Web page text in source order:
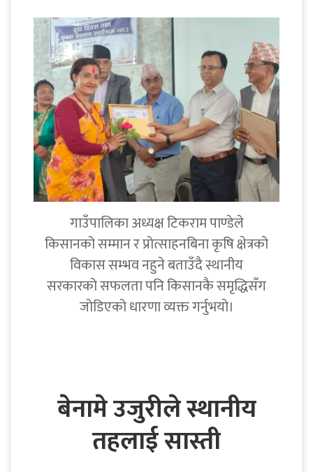
गाउँपालिका अध्यक्ष टिकराम पाण्डेले
किसानको सम्मान र प्रोत्साहनबिना कृषि क्षेत्रको
विकास सम्भव नहुने बताउँदै स्थानीय
सरकारको सफलता पनि किसानकै समृद्धिसँग
जोडिएको धारणा व्यक्त गर्नुभयो।
बेनामे उजुरीले स्थानीय
तहलाई सास्ती